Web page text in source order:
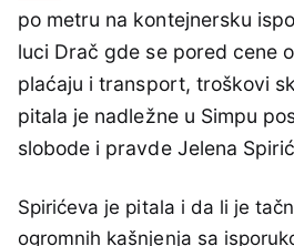
po metru na kontejnersku
luci Drač gde se pored cene
plaćaju i transport, troškovi
pitala je nadležne u Simpu
slobode i pravde Jelena
Spirićeva je pitala i da li je
ogromnih kašnjenja sa